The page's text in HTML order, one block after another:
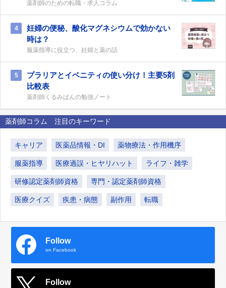
薬剤師のための転職・求人コラム
4
妊婦の便秘、酸化マグネシウムで効かない
時は？
服薬指導に役立つ、妊婦と薬の話
5
プラリアとイベニティの使い分け！主要5剤
比較表
薬剤師くるみぱんの勉強ノート
薬剤師コラム 注目のキーワード
キャリア 医薬品情報・DI 薬物療法・作用機序
服薬指導 医療過誤・ヒヤリハット ライフ・雑学
研修認定薬剤師資格 専門・認定薬剤師資格
医療クイズ 疾患・病態 副作用 転職
Follow
on Facebook
Follow